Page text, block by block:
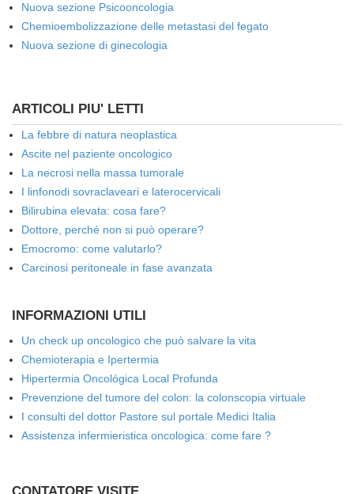
Nuova sezione Psicooncologia
Chemioembolizzazione delle metastasi del fegato
Nuova sezione di ginecologia
ARTICOLI PIU' LETTI
La febbre di natura neoplastica
Ascite nel paziente oncologico
La necrosi nella massa tumorale
I linfonodi sovraclaveari e laterocervicali
Bilirubina elevata: cosa fare?
Dottore, perché non si può operare?
Emocromo: come valutarlo?
Carcinosi peritoneale in fase avanzata
INFORMAZIONI UTILI
Un check up oncologico che può salvare la vita
Chemioterapia e Ipertermia
Hipertermia Oncológica Local Profunda
Prevenzione del tumore del colon: la colonscopia virtuale
I consulti del dottor Pastore sul portale Medici Italia
Assistenza infermieristica oncologica: come fare ?